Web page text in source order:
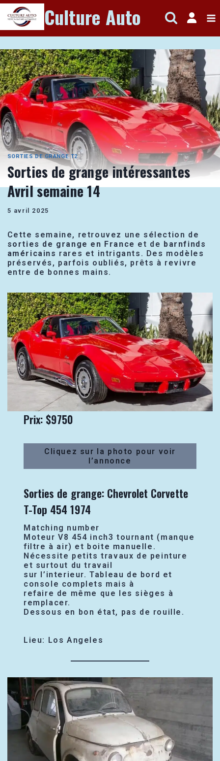
Aller
au
contenu
Culture Auto
SORTIES DE GRANGE T2
Sorties de grange intéressantes
Avril semaine 14
5 avril 2025
Cette semaine, retrouvez une sélection de
sorties de grange en France et de barnfinds
américains rares et intrigants. Des modèles
préservés, parfois oubliés, prêts à revivre
entre de bonnes mains.
Prix: $9750
Cliquez sur la photo pour voir
l’annonce
Sorties de grange: Chevrolet Corvette
T-Top 454 1974
Matching number
Moteur V8 454 inch3 tournant (manque
filtre à air) et boite manuelle.
Nécessite petits travaux de peinture
et surtout du travail
sur l’interieur. Tableau de bord et
console complets mais à
refaire de même que les sièges à
remplacer.
Dessous en bon état, pas de rouille.
Lieu: Los Angeles